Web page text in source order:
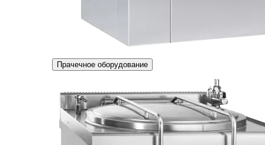
Прачечное оборудование